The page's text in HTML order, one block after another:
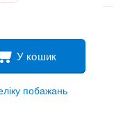
У кошик
побажань